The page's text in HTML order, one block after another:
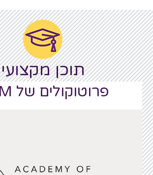
תוכן מקצועי
פרוטוקולים של ABM